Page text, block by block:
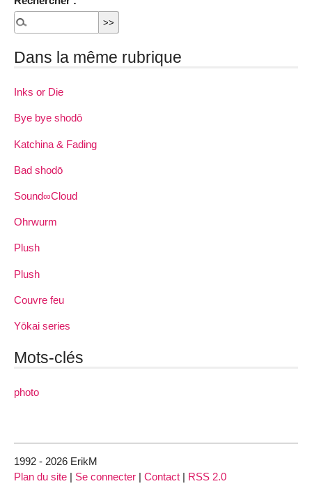
Dans la même rubrique
Inks or Die
Bye bye shodō
Katchina & Fading
Bad shodō
Sound∞Cloud
Ohrwurm
Plush
Plush
Couvre feu
Yōkai series
Mots-clés
photo
1992 - 2026 ErikM
Plan du site | Se connecter | Contact | RSS 2.0